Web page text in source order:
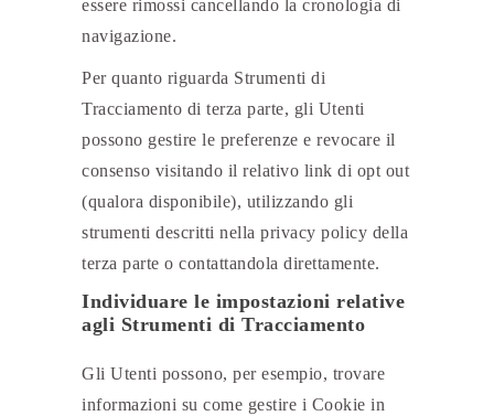
essere rimossi cancellando la cronologia di
navigazione.
Per quanto riguarda Strumenti di
Tracciamento di terza parte, gli Utenti
possono gestire le preferenze e revocare il
consenso visitando il relativo link di opt out
(qualora disponibile), utilizzando gli
strumenti descritti nella privacy policy della
terza parte o contattandola direttamente.
Individuare le impostazioni relative
agli Strumenti di Tracciamento
Gli Utenti possono, per esempio, trovare
informazioni su come gestire i Cookie in